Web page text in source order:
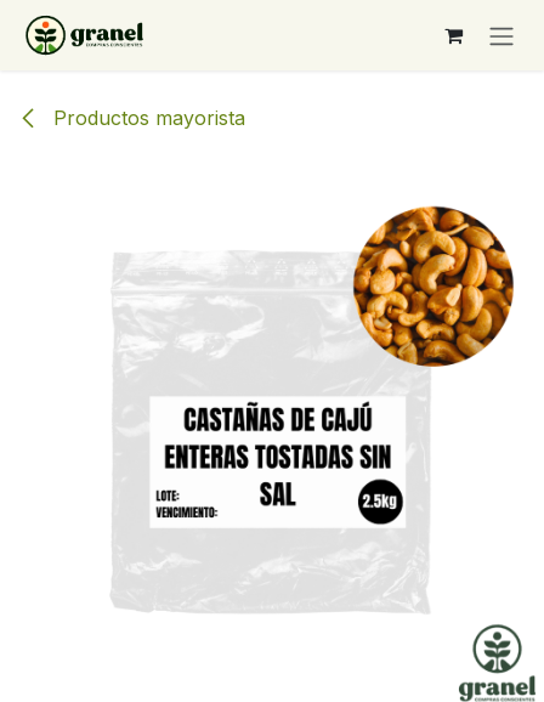
Ir al contenido
Productos mayorista